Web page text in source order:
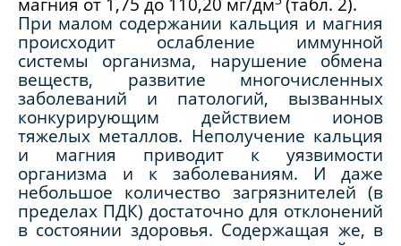
При малом содержании кальция и магния
происходит ослабление иммунной
системы организма, нарушение обмена
веществ, развитие многочисленных
заболеваний и патологий, вызванных
конкурирующим действием ионов
тяжелых металлов. Неполучение кальция
и магния приводит к уязвимости
организма и к заболеваниям. И даже
небольшое количество загрязнителей (в
пределах ПДК) достаточно для отклонений
в состоянии здоровья. Содержащая же, в